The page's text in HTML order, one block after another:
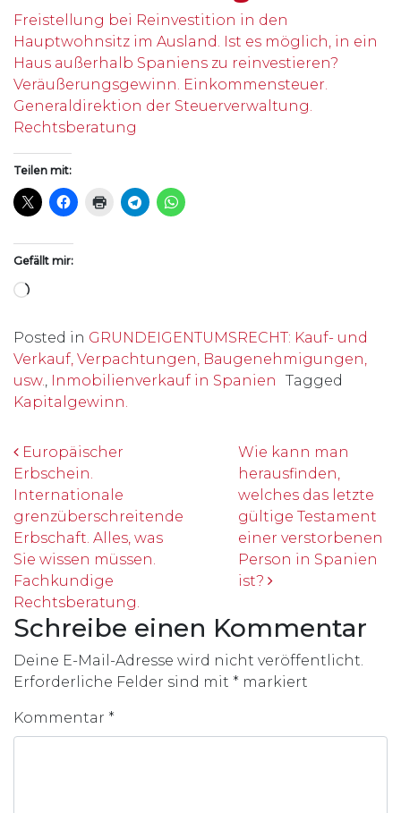
Freistellung bei Reinvestition in den
Hauptwohnsitz im Ausland. Ist es möglich, in ein
Haus außerhalb Spaniens zu reinvestieren?
Veräußerungsgewinn. Einkommensteuer.
Generaldirektion der Steuerverwaltung.
Rechtsberatung
Teilen mit:
Gefällt mir:
Wird geladen …
Posted in GRUNDEIGENTUMSRECHT: Kauf- und
Verkauf, Verpachtungen, Baugenehmigungen,
usw. Inmobilienverkauf in Spanien
Tagged
Kapitalgewinn.
Beitrags-Navigation
Europäischer
Erbschein.
Internationale
grenzüberschreitende
Erbschaft. Alles, was
Sie wissen müssen.
Fachkundige
Rechtsberatung.
Wie kann man
herausfinden,
welches das letzte
gültige Testament
einer verstorbenen
Person in Spanien
ist?
Schreibe einen Kommentar
Deine E-Mail-Adresse wird nicht veröffentlicht.
Erforderliche Felder sind mit * markiert
Kommentar *